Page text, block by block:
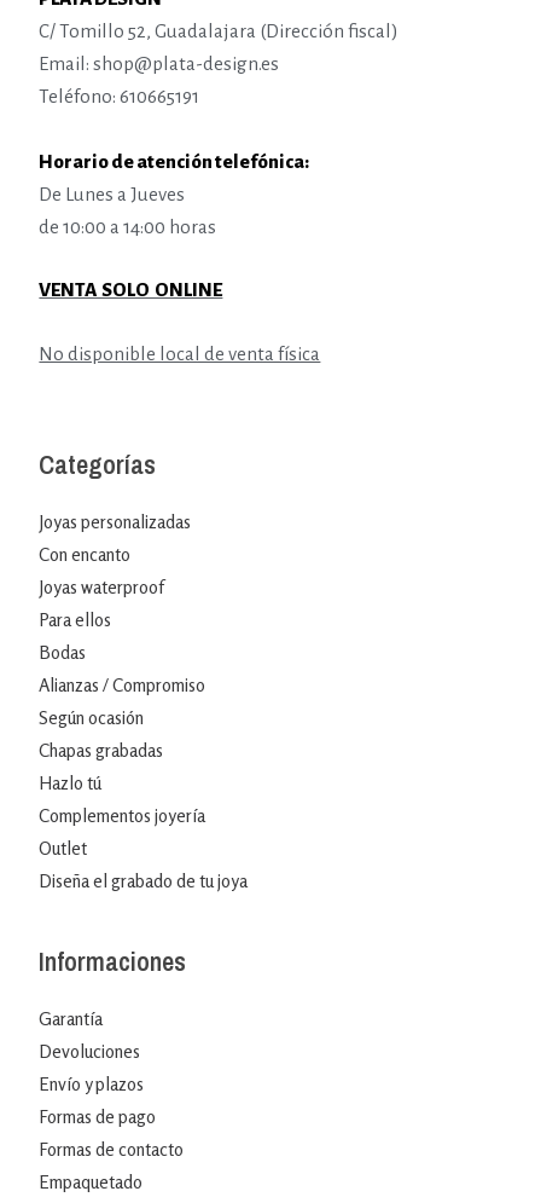
C/ Tomillo 52, Guadalajara (Dirección fiscal)
Email: shop@plata-design.es
Teléfono: 610665191
Horario de atención telefónica:
De Lunes a Jueves
de 10:00 a 14:00 horas
VENTA SOLO ONLINE
No disponible local de venta física
Categorías
Joyas personalizadas
Con encanto
Joyas waterproof
Para ellos
Bodas
Alianzas / Compromiso
Según ocasión
Chapas grabadas
Hazlo tú
Complementos joyería
Outlet
Diseña el grabado de tu joya
Informaciones
Garantía
Devoluciones
Envío y plazos
Formas de pago
Formas de contacto
Empaquetado